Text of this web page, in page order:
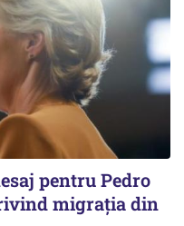
pentru Pedro
migrația din